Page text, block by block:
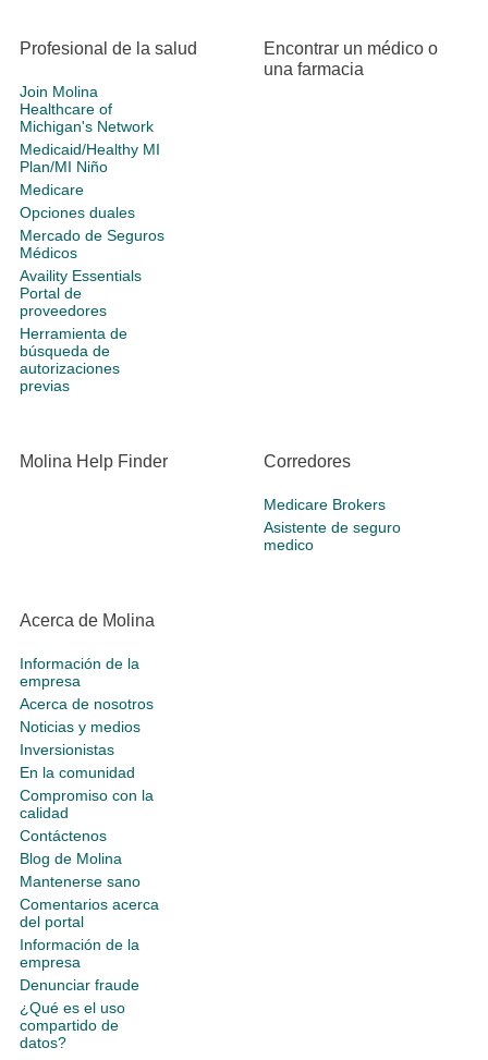
Profesional de la salud
Join Molina
Healthcare of
Michigan's Network
Medicaid/Healthy MI
Plan/MI Niño
Medicare
Opciones duales
Mercado de Seguros
Médicos
Availity Essentials
Portal de
proveedores
Herramienta de
búsqueda de
autorizaciones
previas
Encontrar un médico o
una farmacia
Molina Help Finder Corredores
Medicare Brokers
Asistente de seguro
medico
Acerca de Molina
Información de la
empresa
Acerca de nosotros
Noticias y medios
Inversionistas
En la comunidad
Compromiso con la
calidad
Contáctenos
Blog de Molina
Mantenerse sano
Comentarios acerca
del portal
Información de la
empresa
Denunciar fraude
¿Qué es el uso
compartido de
datos?